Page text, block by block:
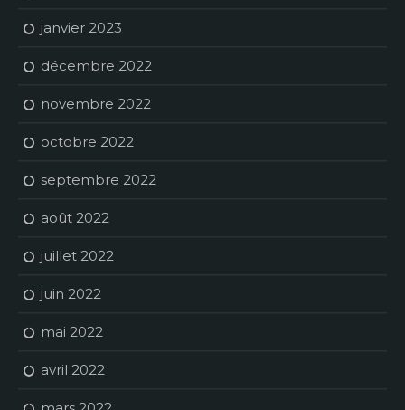
janvier 2023
décembre 2022
novembre 2022
octobre 2022
septembre 2022
août 2022
juillet 2022
juin 2022
mai 2022
avril 2022